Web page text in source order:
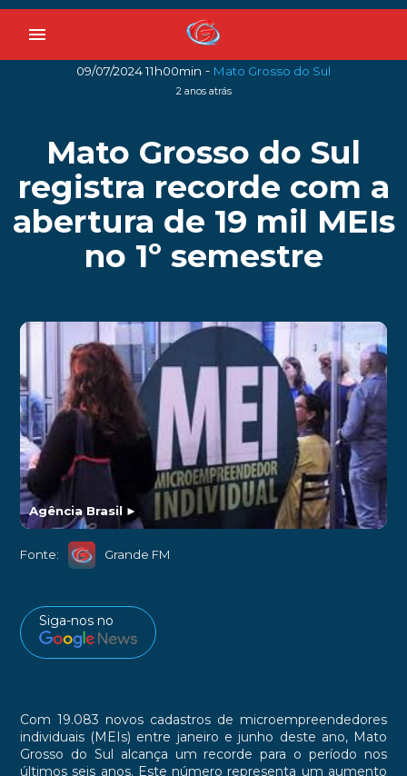
menu
09/07/2024 11h00min - Mato Grosso do Sul
2 anos atrás
Mato Grosso do Sul
registra recorde com a
abertura de 19 mil MEIs
no 1º semestre
Agência Brasil►
Fonte: Grande FM
Siga-nos no
Com 19.083 novos cadastros de microempreendedores
individuais (MEIs) entre janeiro e junho deste ano, Mato
Grosso do Sul alcança um recorde para o período nos
últimos seis anos. Este número representa um aumento